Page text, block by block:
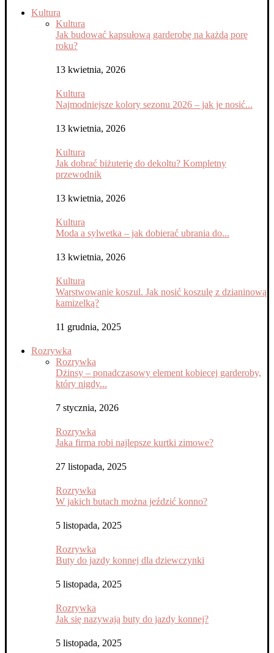
Kultura
Kultura
Jak budować kapsułową garderobę na każdą porę
roku?
13 kwietnia, 2026
Kultura
Najmodniejsze kolory sezonu 2026 – jak je nosić...
13 kwietnia, 2026
Kultura
Jak dobrać biżuterię do dekoltu? Kompletny
przewodnik
13 kwietnia, 2026
Kultura
Moda a sylwetka – jak dobierać ubrania do...
13 kwietnia, 2026
Kultura
Warstwowanie koszul. Jak nosić koszulę z dzianinową
kamizelką?
11 grudnia, 2025
Rozrywka
Rozrywka
Dżinsy – ponadczasowy element kobiecej garderoby,
który nigdy...
7 stycznia, 2026
Rozrywka
Jaka firma robi najlepsze kurtki zimowe?
27 listopada, 2025
Rozrywka
W jakich butach można jeździć konno?
5 listopada, 2025
Rozrywka
Buty do jazdy konnej dla dziewczynki
5 listopada, 2025
Rozrywka
Jak się nazywają buty do jazdy konnej?
5 listopada, 2025